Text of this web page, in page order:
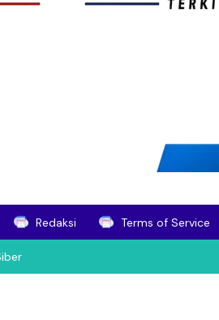
Redaksi Terms of Service